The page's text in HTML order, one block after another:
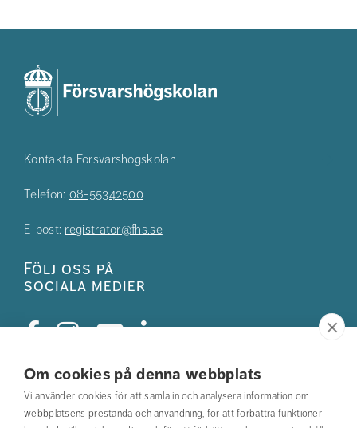
Om cookies på denna webbplats
Vi använder cookies för att samla in och analysera information om
webbplatsens prestanda och användning, för att förbättra funktioner
Kontakta Försvarshögskolan
Telefon: 08-55342500
E-post: registrator@fhs.se
Följ oss på
sociala medier
Studentkåren
Hitta din utbildning